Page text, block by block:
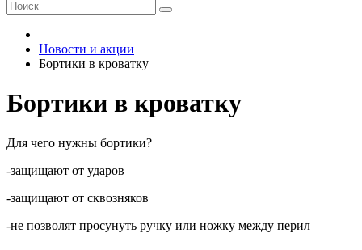
Новости и акции
Бортики в кроватку
Бортики в кроватку
Для чего нужны бортики?
-защищают от ударов
-защищают от сквозняков
-не позволят просунуть ручку или ножку между перил